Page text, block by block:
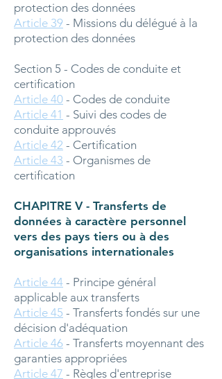
protection des données
Article 39 - Missions du délégué à la
protection des données
Section 5 - Codes de conduite et
certification
Article 40 - Codes de conduite
Article 41 - Suivi des codes de
conduite approuvés
Article 42 - Certification
Article 43 - Organismes de
certification
CHAPITRE V - Transferts de
données à caractère personnel
vers des pays tiers ou à des
organisations internationales
Article 44 - Principe général
applicable aux transferts
Article 45 - Transferts fondés sur une
décision d'adéquation
Article 46 - Transferts moyennant des
garanties appropriées
Article 47 - Règles d'entreprise